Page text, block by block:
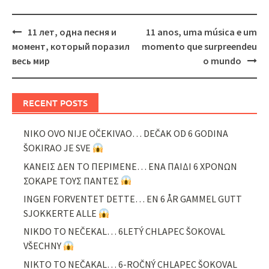
Post
navigation
11 лет, одна песня и
момент, который поразил
весь мир
11 anos, uma música e um
momento que surpreendeu
o mundo
RECENT POSTS
NIKO OVO NIJE OČEKIVAO… DEČAK OD 6 GODINA
ŠOKIRAO JE SVE
ΚΑΝΕΙΣ ΔΕΝ ΤΟ ΠΕΡΙΜΕΝΕ… ΕΝΑ ΠΑΙΔΙ 6 ΧΡΟΝΩΝ
ΣΟΚΑΡΕ ΤΟΥΣ ΠΑΝΤΕΣ
INGEN FORVENTET DETTE… EN 6 ÅR GAMMEL GUTT
SJOKKERTE ALLE
NIKDO TO NEČEKAL… 6LETÝ CHLAPEC ŠOKOVAL
VŠECHNY
NIKTO TO NEČAKAL… 6-ROČNÝ CHLAPEC ŠOKOVAL